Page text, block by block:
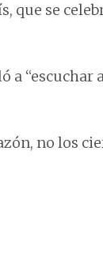
que se
“escuchar
no los